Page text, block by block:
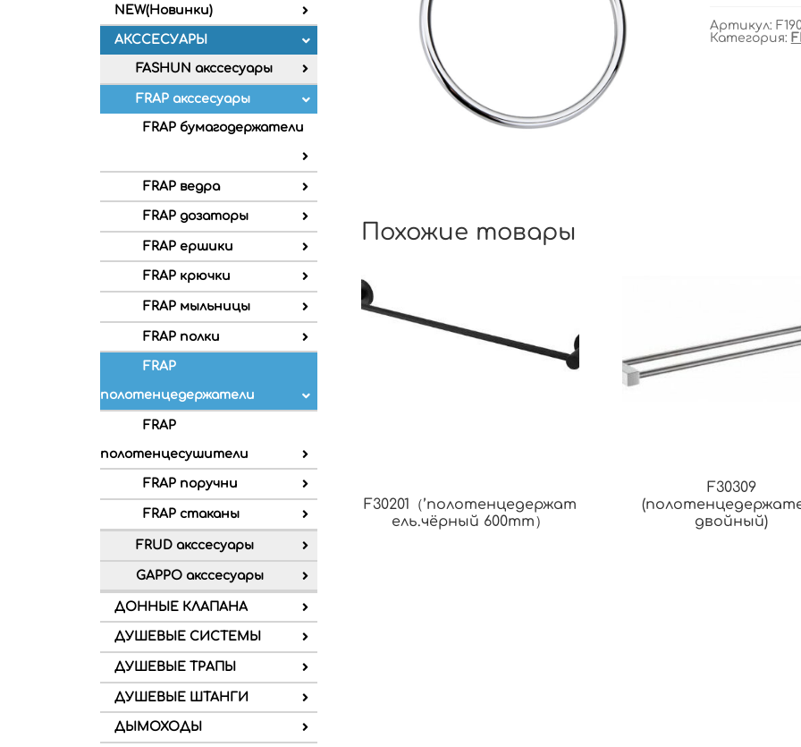
NEW(Новинки)
АКССЕСУАРЫ
FASHUN акссесуары
FRAP акссесуары
FRAP бумагодержатели
FRAP ведра
FRAP дозаторы
FRAP ершики
FRAP крючки
FRAP мыльницы
FRAP полки
FRAP
полотенцедержатели
FRAP
полотенцесушители
FRAP поручни
FRAP стаканы
FRUD акссесуары
GAPPO акссесуары
ДОННЫЕ КЛАПАНА
ДУШЕВЫЕ СИСТЕМЫ
ДУШЕВЫЕ ТРАПЫ
ДУШЕВЫЕ ШТАНГИ
ДЫМОХОДЫ
Артикул:
Категория:
Похожие товары
F30201（’полотенцедержат
ель.чёрный 600mm）
F30309
двойный)